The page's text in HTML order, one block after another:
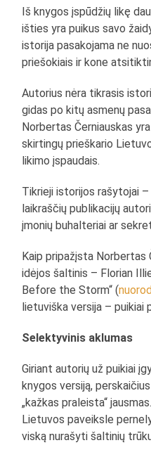
Iš knygos įspūdžių likę
išties yra puikus savo
istorija pasakojama ne
priešokiais ir kone
Autorius nėra tikrasis
gidas po kitų asmenų
Norbertas Černiauskas
skirtingų prieškario
likimo įspaudais.
Tikrieji istorijos rašytojai –
laikraščių publikacijų
įmonių buhalteriai ar
Kaip pripažįsta Norbertas
idėjos šaltinis – Florian
Before the Storm“ (
lietuviška versija – puikiai
Selektyvinis aklumas
Giriant autorių už puikiai
knygos versiją,
„kažkas praleista“
Lietuvos paveiksle
viską nurašyti šaltinių